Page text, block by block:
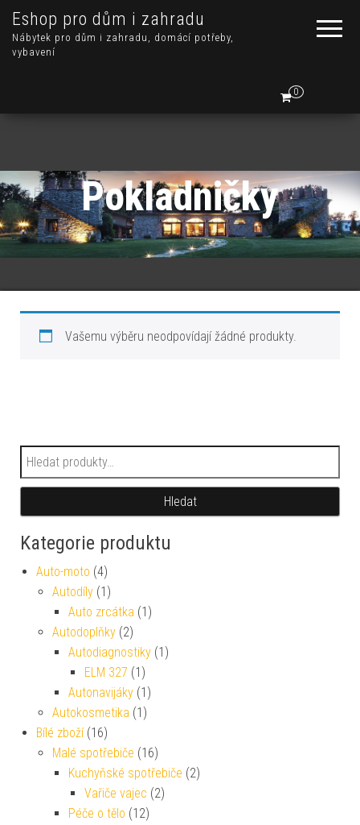
Eshop pro dům i zahradu
Nábytek pro dům i zahradu, domácí potřeby,
vybavení
0
Pokladničky
Vašemu výběru neodpovídají žádné produkty.
Hledat:
Hledat
Kategorie produktu
Auto-moto (4)
Autodíly (1)
Auto zrcátka (1)
Autodoplňky (2)
Autodiagnostiky (1)
ELM 327 (1)
Autonavijáky (1)
Autokosmetika (1)
Bílé zboží (16)
Malé spotřebiče (16)
Kuchyňské spotřebiče (2)
Vařiče vajec (2)
Péče o tělo (12)